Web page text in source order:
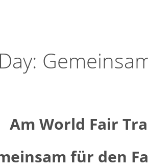
Am World Fair
für den